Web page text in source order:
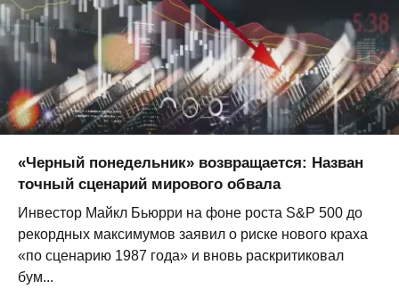
«Черный понедельник» возвращается: Назван
точный сценарий мирового обвала
Инвестор Майкл Бьюрри на фоне роста S&P 500 до
рекордных максимумов заявил о риске нового краха
«по сценарию 1987 года» и вновь раскритиковал
бум...